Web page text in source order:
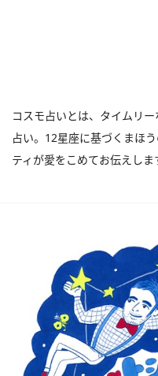
コスモ占いとは、タイムリ
占い。12星座に基づくまほ
ティが愛をこめてお伝えしま